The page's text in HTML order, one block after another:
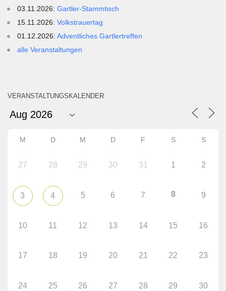
03.11.2026:Gartler-Stammtisch
15.11.2026:Volkstrauertag
01.12.2026:Adventliches Gartlertreffen
alle Veranstaltungen
VERANSTALTUNGSKALENDER
M D M D F S S
27 28 29 30 31 1 2
3 4 5 6 7 8 9
10 11 12 13 14 15 16
17 18 19 20 21 22 23
24 25 26 27 28 29 30